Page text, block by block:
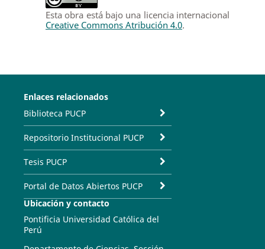
Esta obra está bajo una licencia internacional
Creative Commons Atribución 4.0.
Enlaces relacionados
Biblioteca PUCP
Repositorio Institucional PUCP
Tesis PUCP
Portal de Datos Abiertos PUCP
Ubicación y contacto
Pontificia Universidad Católica del
Perú